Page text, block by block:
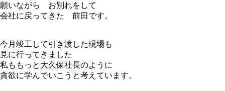
願いながら お別れをして
会社に戻ってきた 前田です。
今月竣工して引き渡した現場も
見に行ってきました
私ももっと大久保社長のように
貪欲に学んでいこうと考えています。